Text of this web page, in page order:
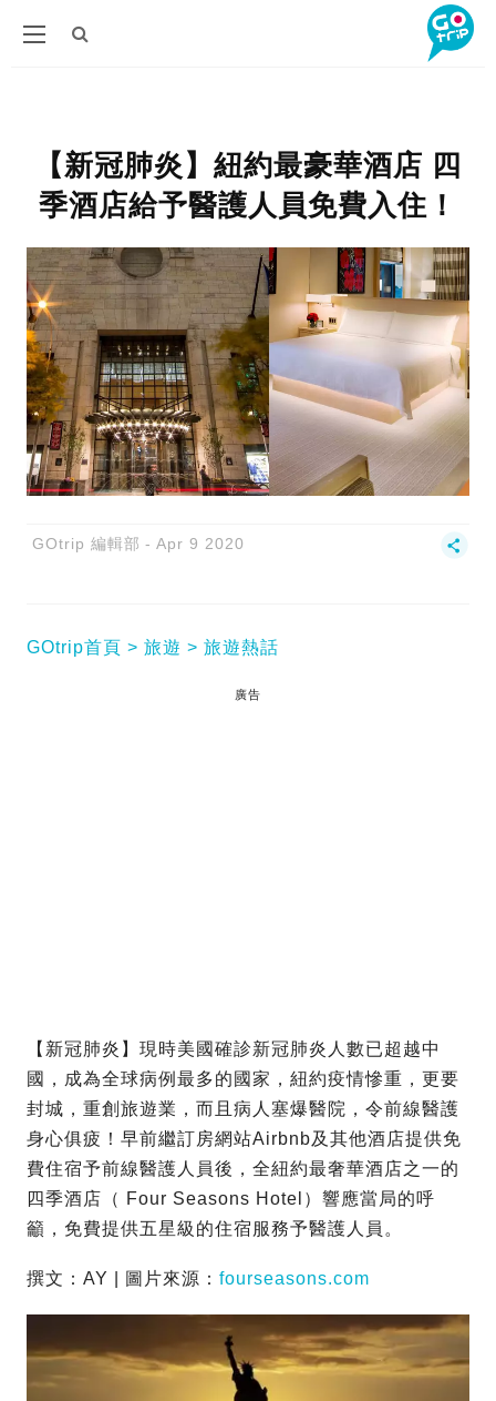
【新冠肺炎】紐約最豪華酒店 四
季酒店給予醫護人員免費入住！
GOtrip 編輯部 Apr 9 2020
GOtrip首頁 旅遊 旅遊熱話
廣告
【新冠肺炎】現時美國確診新冠肺炎人數已超越中
國，成為全球病例最多的國家，紐約疫情慘重，更要
封城，重創旅遊業，而且病人塞爆醫院，令前線醫護
身心俱疲！早前繼訂房網站Airbnb及其他酒店提供免
費住宿予前線醫護人員後，全紐約最奢華酒店之一的
四季酒店（ Four Seasons Hotel）響應當局的呼
籲，免費提供五星級的住宿服務予醫護人員。
撰文：AY | 圖片來源： fourseasons.com